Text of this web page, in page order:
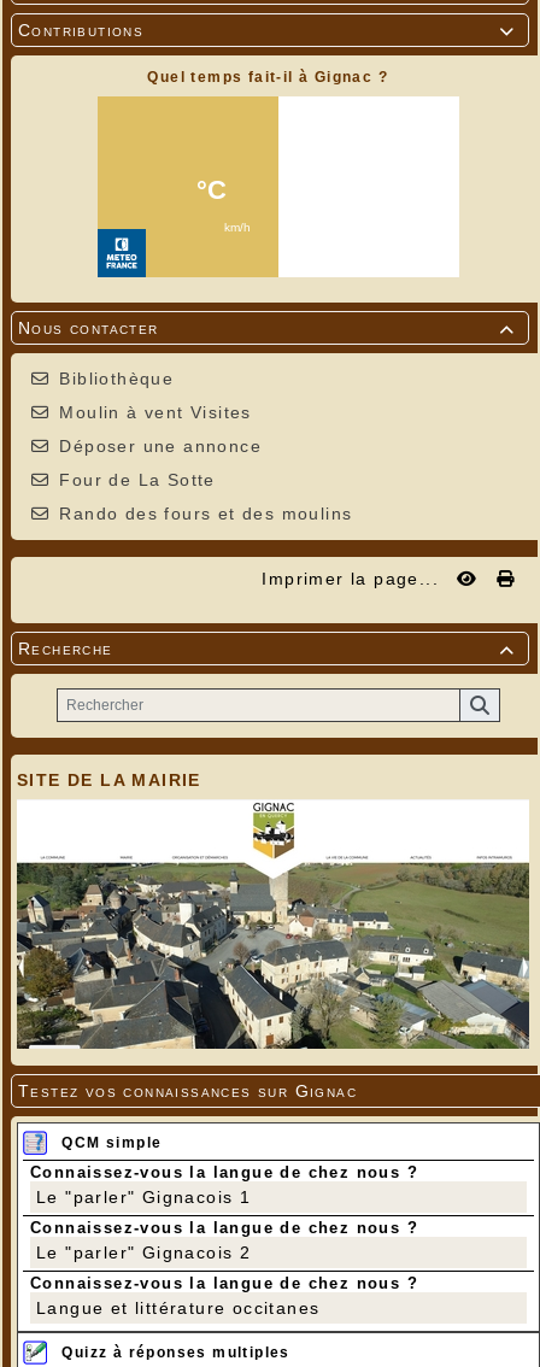

Contributions
Quel temps fait-il à Gignac ?

Nous contacter
Bibliothèque
Moulin à vent Visites
Déposer une annonce
Four de La Sotte
Rando des fours et des moulins
Imprimer la page...

Recherche
SITE DE LA MAIRIE
Testez vos connaissances sur Gignac
QCM simple
Connaissez-vous la langue de chez nous ?
Le "parler" Gignacois 1
Connaissez-vous la langue de chez nous ?
Le "parler" Gignacois 2
Connaissez-vous la langue de chez nous ?
Langue et littérature occitanes
Quizz à réponses multiples